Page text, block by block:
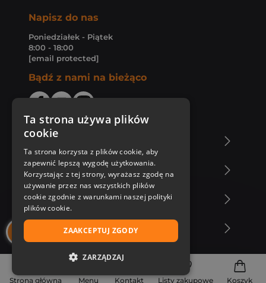
Strona główna Menu Kontakt Listy zakupowe Koszyk
Napisz do nas
Poniedziałek - Piątek
8:00 - 18:00
[email protected]
Bądź z nami na bieżąco
Zakupy u nas
Nasza oferta
Nasi autorzy
Ta strona używa plików
cookie
Ta strona korzysta z plików cookie, aby
zapewnić lepszą wygodę użytkowania.
Korzystając z tej strony, wyrażasz zgodę na
używanie przez nas wszystkich plików
cookie zgodnie z warunkami naszej polityki
plików cookie.
ZAAKCEPTUJ ZGODY
ZARZĄDZAJ
NIEZBĘDNE